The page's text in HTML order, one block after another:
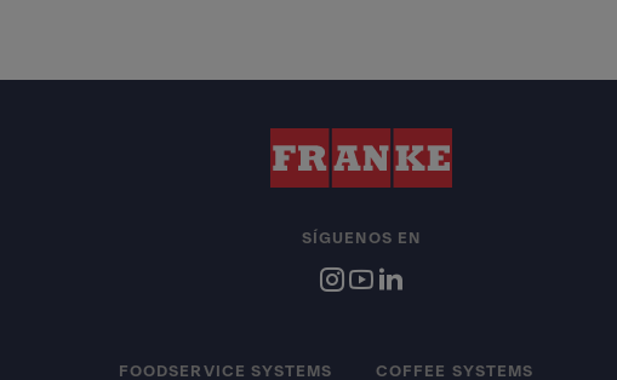
FOODSERVICE SYSTEMS COFFEE SYSTEMS
SÍGUENOS EN